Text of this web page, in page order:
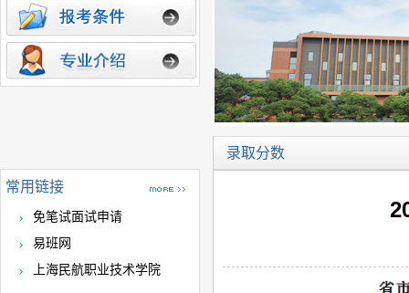
常用链接
免笔试面试申请
易班网
上海民航职业技术学院
录取分数